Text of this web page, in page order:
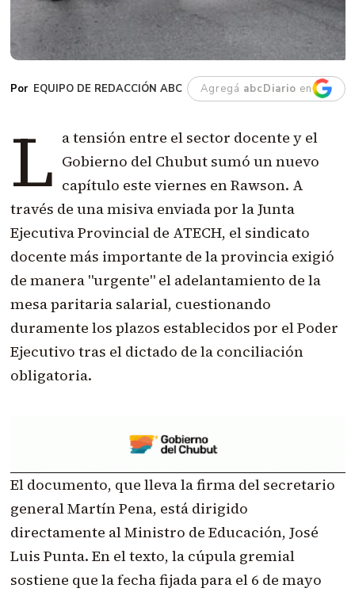
EQUIPO DE REDACCIÓN ABC Agregá abcDiario en
L a tensión entre el sector docente y el
Gobierno del Chubut sumó un nuevo
capítulo este viernes en Rawson. A
través de una misiva enviada por la Junta
Ejecutiva Provincial de ATECH, el sindicato
docente más importante de la provincia exigió
de manera "urgente" el adelantamiento de la
mesa paritaria salarial, cuestionando
duramente los plazos establecidos por el Poder
Ejecutivo tras el dictado de la conciliación
obligatoria.
El documento, que lleva la firma del secretario
general Martín Pena, está dirigido
directamente al Ministro de Educación, José
Luis Punta. En el texto, la cúpula gremial
sostiene que la fecha fijada para el 6 de mayo